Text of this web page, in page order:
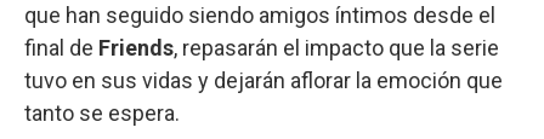
que han seguido siendo amigos íntimos desde el
final de Friends, repasarán el impacto que la serie
tuvo en sus vidas y dejarán aflorar la emoción que
tanto se espera.